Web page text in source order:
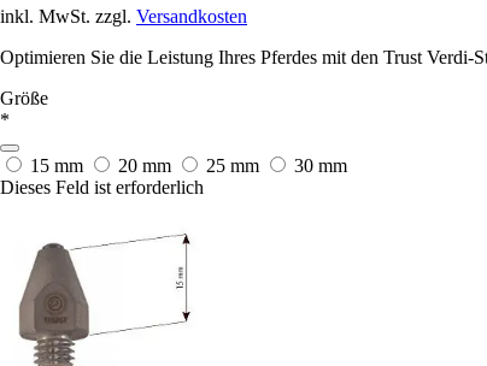
inkl. MwSt. zzgl. Versandkosten
Optimieren Sie die Leistung Ihres Pferdes mit den Trust Verdi-
Größe
*
15 mm 20 mm 25 mm
30 mm
Dieses Feld ist erforderlich